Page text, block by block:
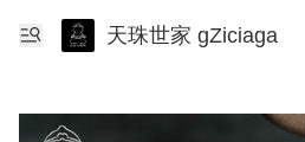
天珠世家 gZiciaga